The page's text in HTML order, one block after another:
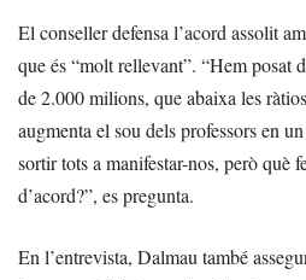
El conseller defensa l’acord assolit
que és “molt rellevant”. “Hem posat
de 2.000 milions, que abaixa les
augmenta el sou dels professors en
sortir tots a manifestar-nos, però què
d’acord?”, es pregunta.
En l’entrevista, Dalmau també